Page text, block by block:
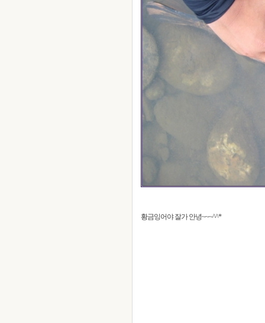
황금잉어야 잘가 안녕~~~^^*